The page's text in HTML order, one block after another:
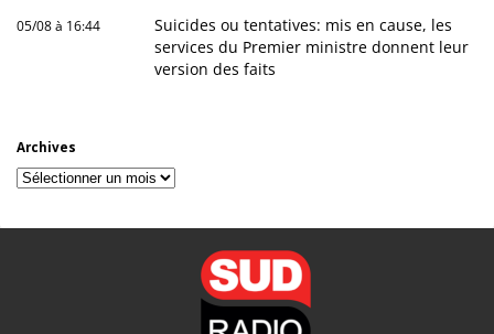
05/08 à 16:44
Suicides ou tentatives: mis en cause, les
services du Premier ministre donnent leur
version des faits
Archives
Archives